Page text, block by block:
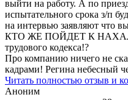
выйти на работу. А по
испытательного срока з/п
на интервью заявляют что
КТО ЖЕ ПОЙДЕТ К
трудового кодекса!?
Про компанию ничего не
кадрами! Регина небесный
Читать полностью отзыв и
Аноним